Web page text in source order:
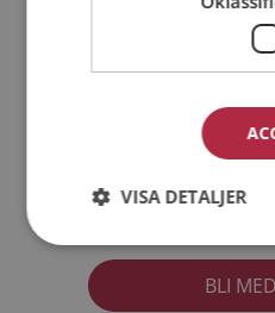
Jag accepterar
VISA DETALJER